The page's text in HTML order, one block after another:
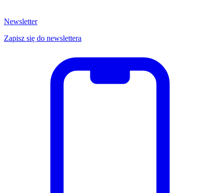
Newsletter
Zapisz się do newslettera